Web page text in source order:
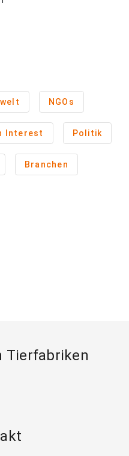
NGOs
Interest Politik
Branchen
Tierfabriken